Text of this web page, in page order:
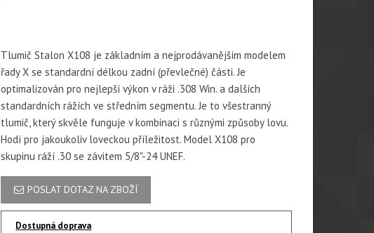
Tlumič Stalon X108 je základním a nejprodávanějším modelem
řady X se standardní délkou zadní (převlečné) části. Je
optimalizován pro nejlepší výkon v ráži .308 Win. a dalších
standardních rážích ve středním segmentu. Je to všestranný
tlumič, který skvěle funguje v kombinaci s různými způsoby lovu.
Hodí pro jakoukoliv loveckou příležitost. Model X108 pro
skupinu ráží .30 se závitem 5/8"-24 UNEF.
POSLAT DOTAZ NA ZBOŽÍ
Dostupná doprava